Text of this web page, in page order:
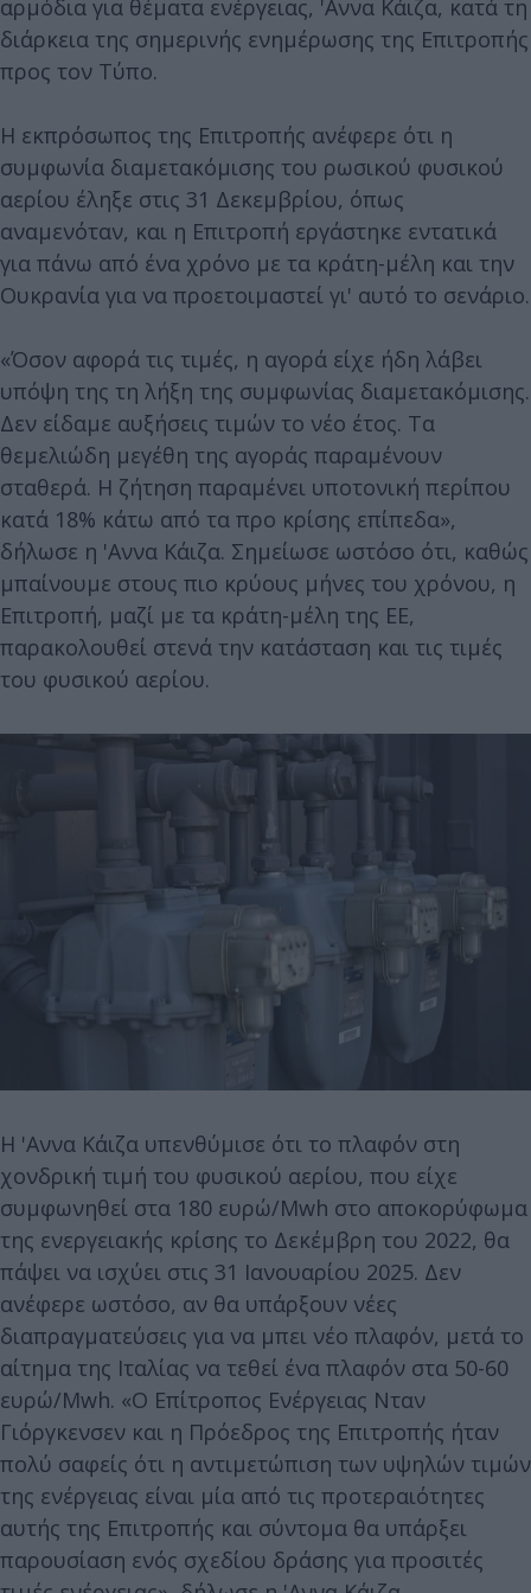
αρμόδια για θέματα ενέργειας, 'Αννα Κάιζα, κατά τη
διάρκεια της σημερινής ενημέρωσης της Επιτροπής
προς τον Τύπο.
Η εκπρόσωπος της Επιτροπής ανέφερε ότι η
συμφωνία διαμετακόμισης του ρωσικού φυσικού
αερίου έληξε στις 31 Δεκεμβρίου, όπως
αναμενόταν, και η Επιτροπή εργάστηκε εντατικά
για πάνω από ένα χρόνο με τα κράτη-μέλη και την
Ουκρανία για να προετοιμαστεί γι' αυτό το σενάριο.
«Όσον αφορά τις τιμές, η αγορά είχε ήδη λάβει
υπόψη της τη λήξη της συμφωνίας διαμετακόμισης.
Δεν είδαμε αυξήσεις τιμών το νέο έτος. Τα
θεμελιώδη μεγέθη της αγοράς παραμένουν
σταθερά. Η ζήτηση παραμένει υποτονική περίπου
κατά 18% κάτω από τα προ κρίσης επίπεδα»,
δήλωσε η 'Αννα Κάιζα. Σημείωσε ωστόσο ότι, καθώς
μπαίνουμε στους πιο κρύους μήνες του χρόνου, η
Επιτροπή, μαζί με τα κράτη-μέλη της ΕΕ,
παρακολουθεί στενά την κατάσταση και τις τιμές
του φυσικού αερίου.
Η 'Αννα Κάιζα υπενθύμισε ότι το πλαφόν στη
χονδρική τιμή του φυσικού αερίου, που είχε
συμφωνηθεί στα 180 ευρώ/Mwh στο αποκορύφωμα
της ενεργειακής κρίσης το Δεκέμβρη του 2022, θα
πάψει να ισχύει στις 31 Ιανουαρίου 2025. Δεν
ανέφερε ωστόσο, αν θα υπάρξουν νέες
διαπραγματεύσεις για να μπει νέο πλαφόν, μετά το
αίτημα της Ιταλίας να τεθεί ένα πλαφόν στα 50-60
ευρώ/Mwh. «Ο Επίτροπος Ενέργειας Νταν
Γιόργκενσεν και η Πρόεδρος της Επιτροπής ήταν
πολύ σαφείς ότι η αντιμετώπιση των υψηλών τιμών
της ενέργειας είναι μία από τις προτεραιότητες
αυτής της Επιτροπής και σύντομα θα υπάρξει
παρουσίαση ενός σχεδίου δράσης για προσιτές